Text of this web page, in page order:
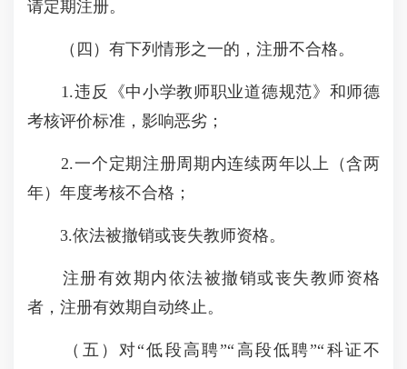
请定期注册。
（四）有下列情形之一的，注册不合格。
1.违反《中小学教师职业道德规范》和师德
考核评价标准，影响恶劣；
2.一个定期注册周期内连续两年以上（含两
年）年度考核不合格；
3.依法被撤销或丧失教师资格。
注册有效期内依法被撤销或丧失教师资格
者，注册有效期自动终止。
（五）对“低段高聘”“高段低聘”“科证不